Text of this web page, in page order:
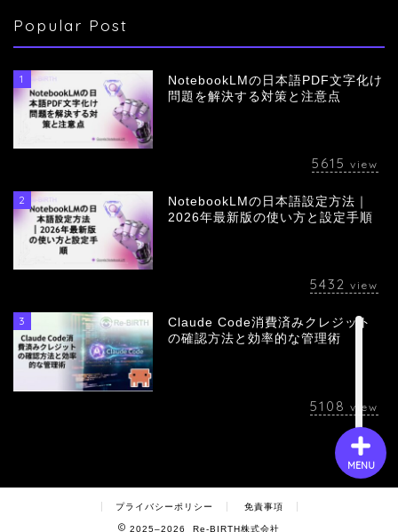
Popular Post
1
NotebookLMの日本語PDF文字化け
問題を解決する対策と注意点
5615 view
2
NotebookLMの日本語設定方法｜
2026年最新版の使い方と設定手順
5432 view
3
Claude Code消費済みクレジット
の確認方法と効率的な管理術
5108 view
プライバシーポリシー 免責事項
2025–2026 Re-BIRTH株式会社
MENU
会社概要
採用情報
お問い合わせ